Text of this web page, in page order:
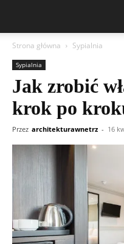
Strona główna Sypialnia
Sypialnia
Jak zrobić
krok po
Przez architekturawnetrz - 16